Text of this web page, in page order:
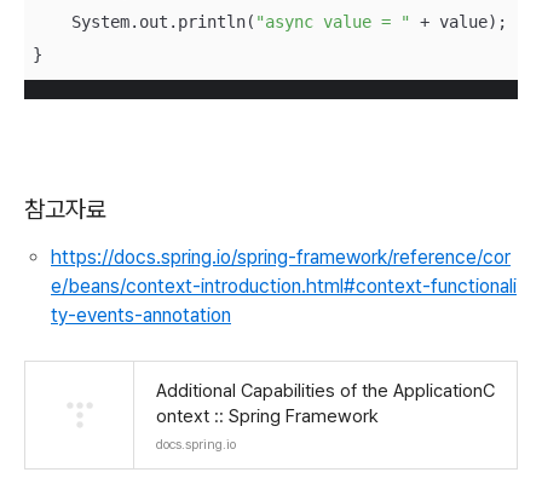
    System.out.println(
"async value = "
+ value);
}
참고자료
https://docs.spring.io/spring-framework/reference/cor
e/beans/context-introduction.html#context-functionali
ty-events-annotation
Additional Capabilities of the ApplicationC
ontext :: Spring Framework
docs.spring.io